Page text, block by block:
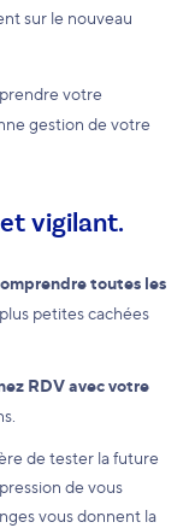
sur le nouveau
votre
gestion de votre
vigilant.
toutes les
petites cachées
RDV avec votre
de tester la future
de vous
vous donnent la